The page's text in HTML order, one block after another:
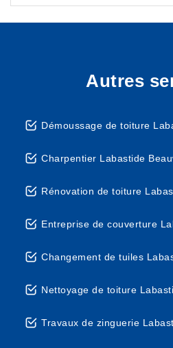
Autres
Démoussage de toiture
Charpentier Labastide
Rénovation de toiture
Entreprise de couverture
Changement de tuiles
Nettoyage de toiture
Travaux de zinguerie